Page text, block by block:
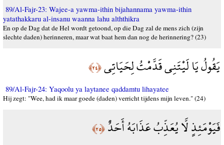
89/Al-Fajr-23: Wajee-a yawma-ithin bijahannama yawma-ithin
yatathakkaru al-insanu waanna lahu alththikra
En op de Dag dat de Hel wordt getoond, op die Dag zal de mens zich (zijn
slechte daden) herinneren, maar wat baat hem dan nog de herinnering? (23)
يَقُولُ يَا لَيْتَنِي قَدَّمْتُ لِحَيَاتِي﴿٢٤﴾
89/Al-Fajr-24: Yaqoolu ya laytanee qaddamtu lihayatee
Hij zegt: "Wee, had ik maar goede (daden) verricht tijdens mijn leven." (24)
فَيَوْمَئِذٍ لَّا يُعَذِّبُ عَذَابَهُ أَحَدٌ﴿٢٥﴾